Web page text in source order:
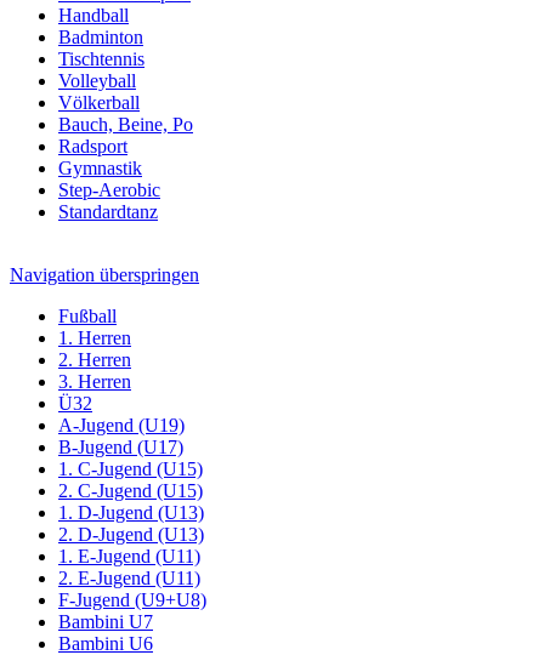
Handball
Badminton
Tischtennis
Volleyball
Völkerball
Bauch, Beine, Po
Radsport
Gymnastik
Step-Aerobic
Standardtanz
Navigation überspringen
Fußball
1. Herren
2. Herren
3. Herren
Ü32
A-Jugend (U19)
B-Jugend (U17)
1. C-Jugend (U15)
2. C-Jugend (U15)
1. D-Jugend (U13)
2. D-Jugend (U13)
1. E-Jugend (U11)
2. E-Jugend (U11)
F-Jugend (U9+U8)
Bambini U7
Bambini U6